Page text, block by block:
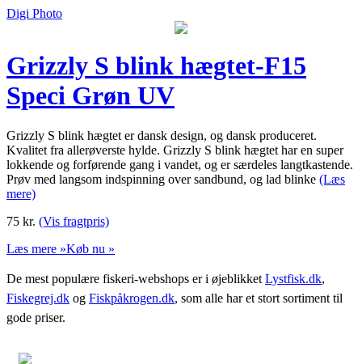
Digi Photo
Grizzly S blink hægtet-F15
Speci Grøn UV
Grizzly S blink hægtet er dansk design, og dansk produceret.
Kvalitet fra allerøverste hylde. Grizzly S blink hægtet har en super
lokkende og forførende gang i vandet, og er særdeles langtkastende.
Prøv med langsom indspinning over sandbund, og lad blinke (Læs
mere)
75 kr. (Vis fragtpris)
Læs mere »Køb nu »
De mest populære fiskeri-webshops er i øjeblikket Lystfisk.dk,
Fiskegrej.dk og Fiskpåkrogen.dk, som alle har et stort sortiment til
gode priser.